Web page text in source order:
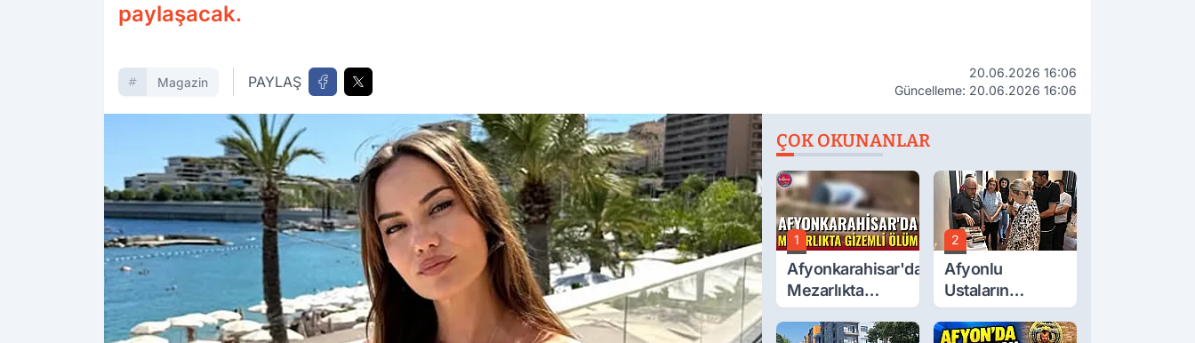
paylaşacak.
Magazin PAYLAŞ
20.06.2026 16:06
Güncelleme: 20.06.2026 16:06
ÇOK OKUNANLAR
1
Afyonkarahisar'da
Mezarlıkta
Gizemli Ölüm
2
Afyonlu
Ustaların
Eserleri
Görücüye Çıktı